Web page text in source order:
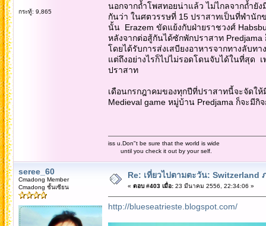
กระทู้: 9,865
นอกจากถ้ำโพสทอยน่าแล้ว ไม่ไกลจากถ้ำยั
กันว่า ในศตวรรษที่ 15 ปราสาทเป็นที่พำนัก
นั้น Erazem ขัดแย้งกับฝ่ายราชวงศ์
หลังจากต่อสู้กันได้ซักพักปราสาท
โดยได้รับการส่งเสบียงอาหารจากทางลับท
แต่ถึงอย่างไรก็ไปไม่รอดโดนจับได้ในที่สุ
ปราสาท
เดือนกรกฎาคมของทุกปีที่ปราสาทนี้จะจัดใ
Medieval game หมู่บ้าน Predjama ก็จะมีกิ
iss u.Don"t be sure that the world is wide
until you check it out by your self.
seree_60
Cmadong Member
Cmadong ชั้นเซียน
Re: เที่ยวไปตามตะวัน: Switzerland
« ตอบ #403 เมื่อ:23 มีนาคม 2556, 22:34:06 »
http://blueseatrieste.blogspot.com/